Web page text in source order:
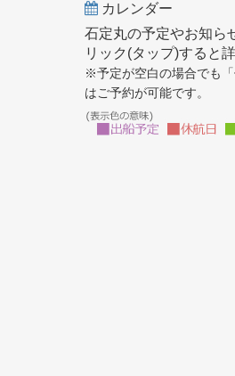
カレンダー
石定丸の予定やお知ら
リック(タップ)すると
※予定が空白の場合でも
はご予約が可能です。